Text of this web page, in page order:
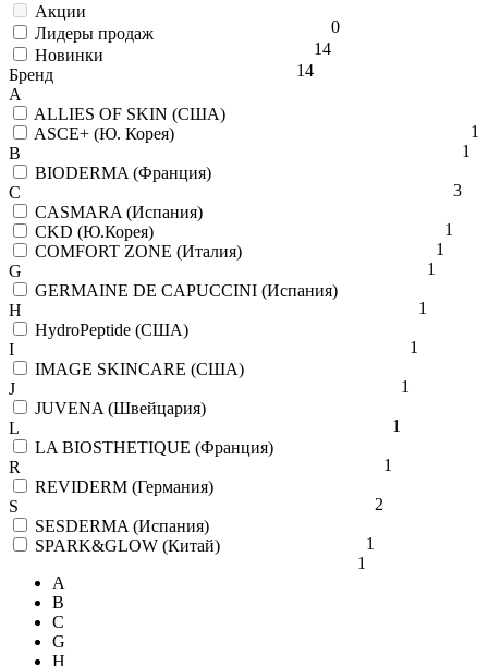
Акции
0
Лидеры продаж
14
Новинки
14
Бренд
A
ALLIES OF SKIN (США)
1
ASCE+ (Ю. Корея)
1
B
BIODERMA (Франция)
3
C
CASMARA (Испания)
1
CKD (Ю.Корея)
1
COMFORT ZONE (Италия)
1
G
GERMAINE DE CAPUCCINI (Испания)
1
H
HydroPeptide (США)
1
I
IMAGE SKINCARE (США)
1
J
JUVENA (Швейцария)
1
L
LA BIOSTHETIQUE (Франция)
1
R
REVIDERM (Германия)
2
S
SESDERMA (Испания)
1
SPARK&GLOW (Китай)
1
A
B
C
G
H